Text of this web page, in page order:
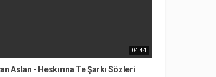
04:44
Aslan - Heskırına Te Şarkı Sözleri